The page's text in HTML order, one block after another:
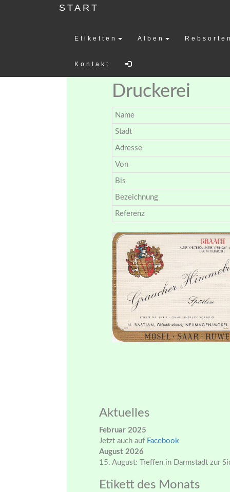
START
Etiketten Alben
Kontakt
Druckerei
Name
Stadt
Adresse
Von
Bis
Bezeichnung
Referenz
Aktuelles
Februar 2025
Jetzt auch auf Facebook
August 2026
15. August: Treffen in Darmstadt zur
Etikett des Monats